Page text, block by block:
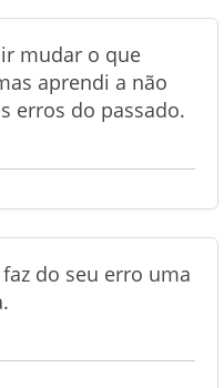
mudar o que
aprendi a não
erros do passado.
do seu erro uma